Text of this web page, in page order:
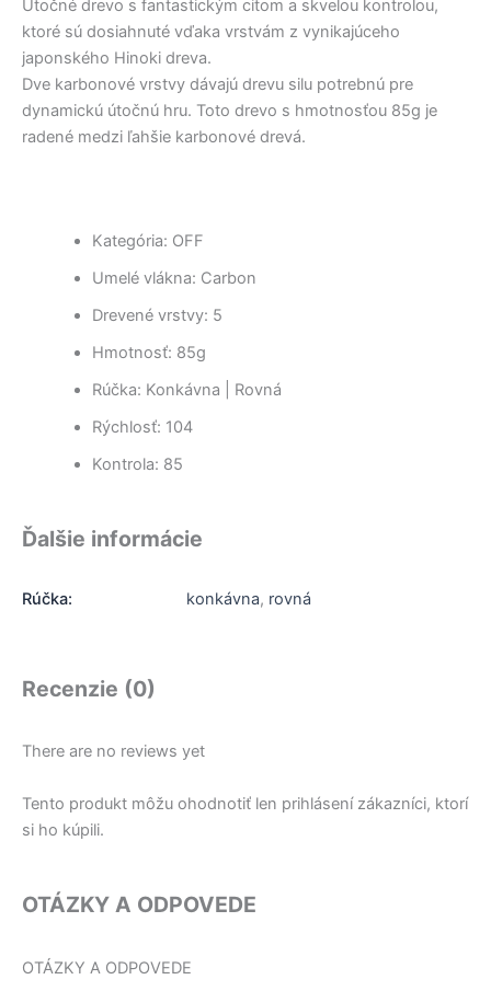
Útočné drevo s fantastickým citom a skvelou kontrolou,
ktoré sú dosiahnuté vďaka vrstvám z vynikajúceho
japonského Hinoki dreva.
Dve karbonové vrstvy dávajú drevu silu potrebnú pre
dynamickú útočnú hru. Toto drevo s hmotnosťou 85g je
radené medzi ľahšie karbonové drevá.
Kategória: OFF
Umelé vlákna: Carbon
Drevené vrstvy: 5
Hmotnosť: 85g
Rúčka: Konkávna | Rovná
Rýchlosť: 104
Kontrola: 85
Ďalšie informácie
Rúčka: konkávna, rovná
Recenzie (0)
There are no reviews yet
Tento produkt môžu ohodnotiť len prihlásení zákazníci, ktorí
si ho kúpili.
OTÁZKY A ODPOVEDE
OTÁZKY A ODPOVEDE